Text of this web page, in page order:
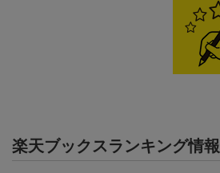
楽天ブックスランキング情報